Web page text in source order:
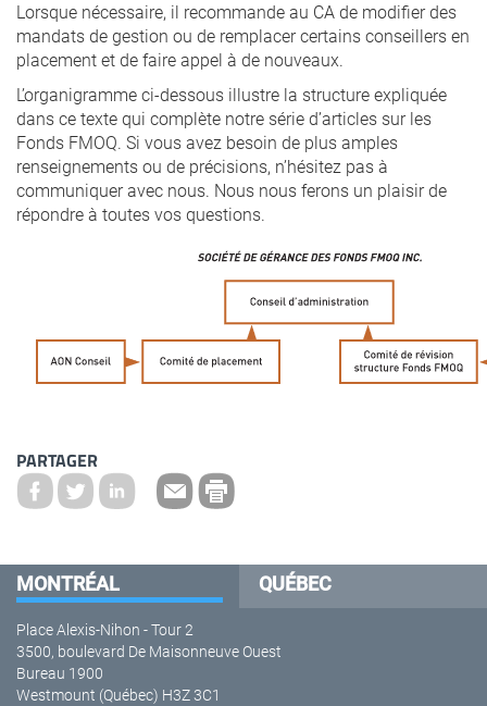
Lorsque nécessaire, il recommande au CA de modifier des
mandats de gestion ou de remplacer certains conseillers en
placement et de faire appel à de nouveaux.
L’organigramme ci-dessous illustre la structure expliquée
dans ce texte qui complète notre série d’articles sur les
Fonds FMOQ. Si vous avez besoin de plus amples
renseignements ou de précisions, n’hésitez pas à
communiquer avec nous. Nous nous ferons un plaisir de
répondre à toutes vos questions.
PARTAGER
MONTRÉAL QUÉBEC
Place Alexis-Nihon - Tour 2
3500, boulevard De Maisonneuve Ouest
Bureau 1900
Westmount (Québec) H3Z 3C1